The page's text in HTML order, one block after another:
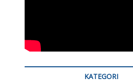
KATEGORI